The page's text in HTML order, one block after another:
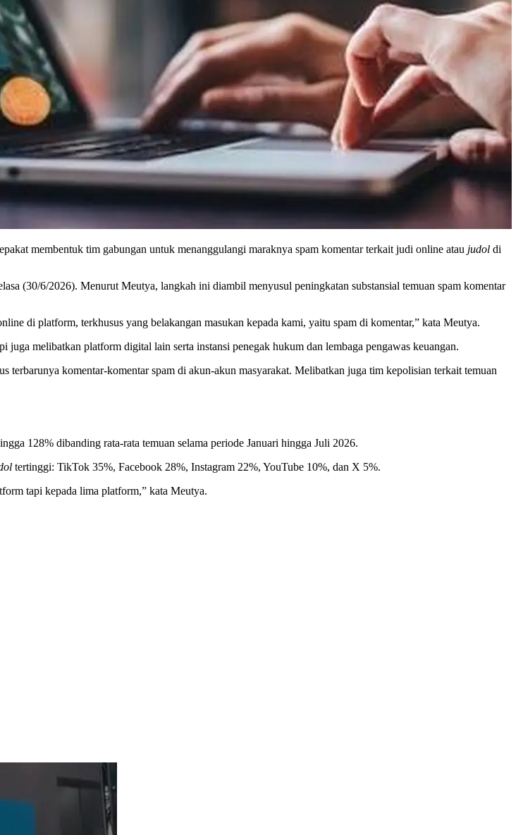
membentuk tim gabungan untuk menanggulangi maraknya spam komentar terkait judi online atau judol di
(30/6/2026). Menurut Meutya, langkah ini diambil menyusul peningkatan substansial temuan spam komentar
di platform, terkhusus yang belakangan masukan kepada kami, yaitu spam di komentar,” kata Meutya.
melibatkan platform digital lain serta instansi penegak hukum dan lembaga pengawas keuangan.
terbarunya komentar-komentar spam di akun-akun masyarakat. Melibatkan juga tim kepolisian terkait temuan
128% dibanding rata-rata temuan selama periode Januari hingga Juli 2026.
tertinggi: TikTok 35%, Facebook 28%, Instagram 22%, YouTube 10%, dan X 5%.
tapi kepada lima platform,” kata Meutya.